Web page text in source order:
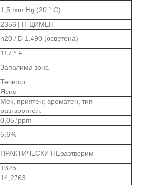
1,5 mm Hg (20 ° C)
2356 | П-ЦИМЕН
n20 / D 1.490 (осветена)
117 ° F
Запалима зона
Течност
Ясно
Мек, приятен; ароматен, тип
разтворител.
0,057ppm
5,6%
ПРАКТИЧЕСКИ НЕразтворим
1325
14,2763